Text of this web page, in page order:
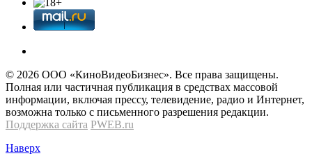
© 2026 OOО «КиноВидеоБизнес». Все права защищены.
Полная или частичная публикация в средствах массовой
информации, включая прессу, телевидение, радио и Интернет,
возможна только с письменного разрешения редакции.
Поддержка сайта PWEB.ru
Наверх